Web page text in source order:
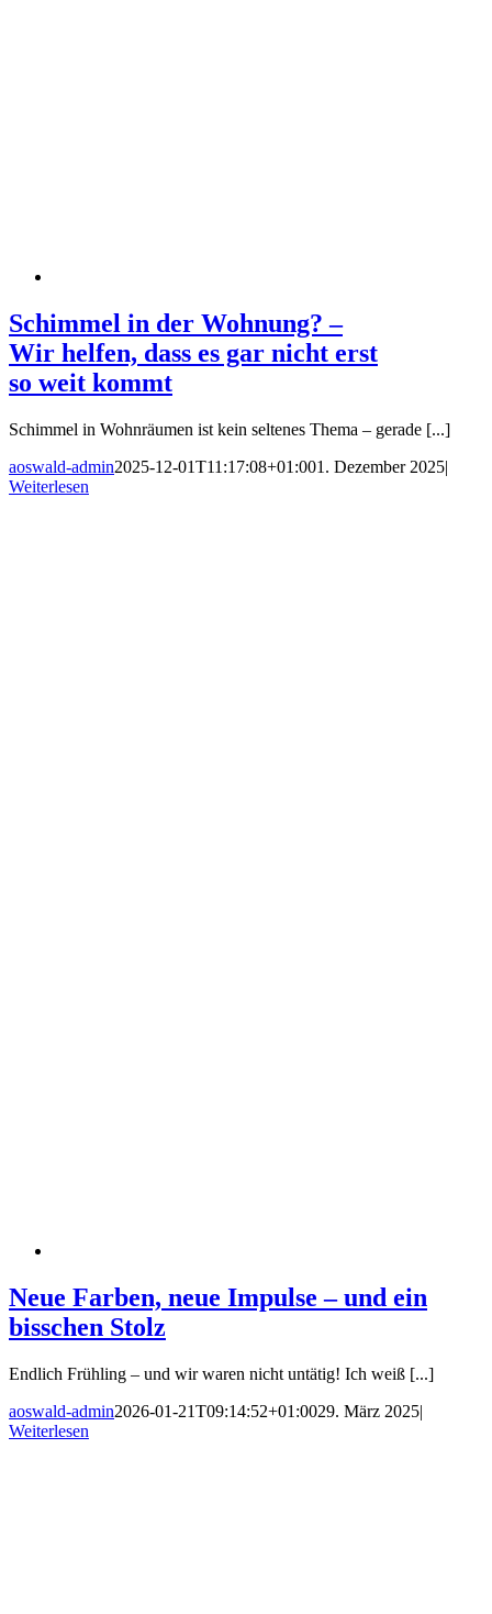
Schimmel in der Wohnung? –
Wir helfen, dass es gar nicht erst
so weit kommt
Schimmel in Wohnräumen ist kein seltenes Thema – gerade [...]
aoswald-admin2025-12-01T11:17:08+01:001. Dezember 2025|
Weiterlesen
Neue Farben, neue Impulse – und ein
bisschen Stolz
Endlich Frühling – und wir waren nicht untätig! Ich weiß [...]
aoswald-admin2026-01-21T09:14:52+01:0029. März 2025|
Weiterlesen